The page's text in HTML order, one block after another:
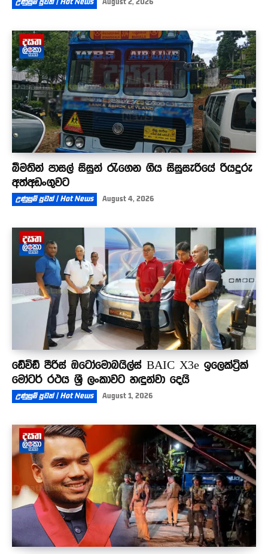
බීමතින් පාසල් සිසුන් රැගෙන ගිය සිසුසැරියේ රියදුරු
අත්අඩංගුවට
උණුසුම් පුවත් | Hot News August 4, 2026
ඩේවිඩ් පීරිස් ඔටෝමොබයිල්ස් BAIC X3e ඉලෙක්ට්‍රික්
මෝටර් රථය ශ්‍රී ලංකාවට හඳුන්වා දෙයි
උණුසුම් පුවත් | Hot News August 1, 2026